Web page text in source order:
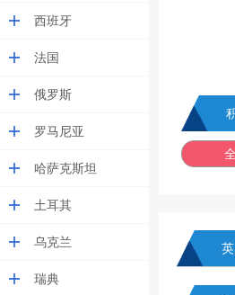
西班牙
法国
俄罗斯
罗马尼亚
哈萨克斯坦
土耳其
乌克兰
瑞典